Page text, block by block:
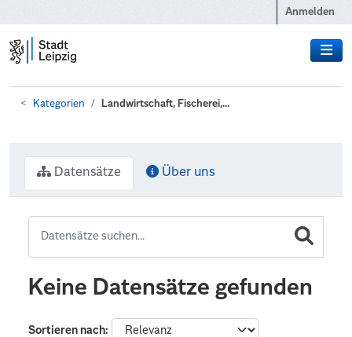
Anmelden
Kategorien Landwirtschaft, Fischerei,...
Datensätze Über uns
Keine Datensätze gefunden
Sortieren nach